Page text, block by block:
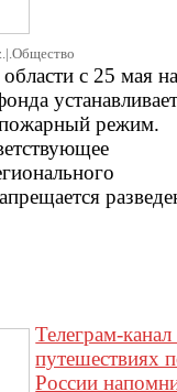
с 25 мая на
режим.
Телеграм-канал
путешествиях
России